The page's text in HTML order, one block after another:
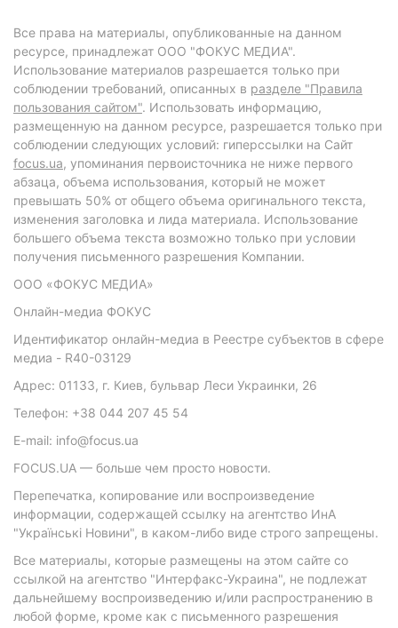
Все права на материалы, опубликованные на данном
ресурсе, принадлежат ООО "ФОКУС МЕДИА".
Использование материалов разрешается только при
соблюдении требований, описанных в разделе "Правила
пользования сайтом". Использовать информацию,
размещенную на данном ресурсе, разрешается только при
соблюдении следующих условий: гиперссылки на Сайт
focus.ua, упоминания первоисточника не ниже первого
абзаца, объема использования, который не может
превышать 50% от общего объема оригинального текста,
изменения заголовка и лида материала. Использование
большего объема текста возможно только при условии
получения письменного разрешения Компании.
ООО «ФОКУС МЕДИА»
Онлайн-медиа ФОКУС
Идентификатор онлайн-медиа в Реестре субъектов в сфере
медиа - R40-03129
Адрес: 01133, г. Киев, бульвар Леси Украинки, 26
Телефон: +38 044 207 45 54
E-mail: info@focus.ua
FOCUS.UA — больше чем просто новости.
Перепечатка, копирование или воспроизведение
информации, содержащей ссылку на агентство ИнА
"Українські Новини", в каком-либо виде строго запрещены.
Все материалы, которые размещены на этом сайте со
ссылкой на агентство "Интерфакс-Украина", не подлежат
дальнейшему воспроизведению и/или распространению в
любой форме, кроме как с письменного разрешения